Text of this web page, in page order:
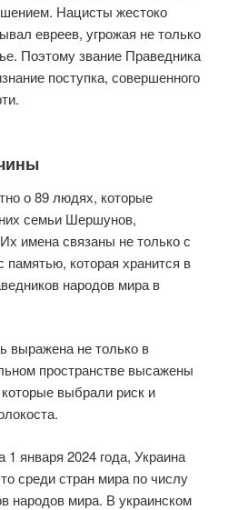
Нацисты жестоко
евреев, угрожая не только
Поэтому звание Праведника
поступка, совершенного
о 89 людях, которые
семьи Шершунов,
имена связаны не только с
памятью, которая хранится в
народов мира в
не только в
пространстве высажены
выбрали риск и
января 2024 года, Украина
среди стран мира по числу
народов мира. В украинском